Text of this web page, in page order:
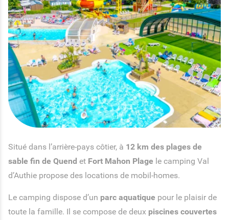
Situé dans l’arrière-pays côtier, à 12 km des plages de
sable fin de Quend et Fort Mahon Plage le camping Val
d’Authie propose des locations de mobil-homes.
Le camping dispose d’un parc aquatique pour le plaisir de
toute la famille. Il se compose de deux piscines couvertes